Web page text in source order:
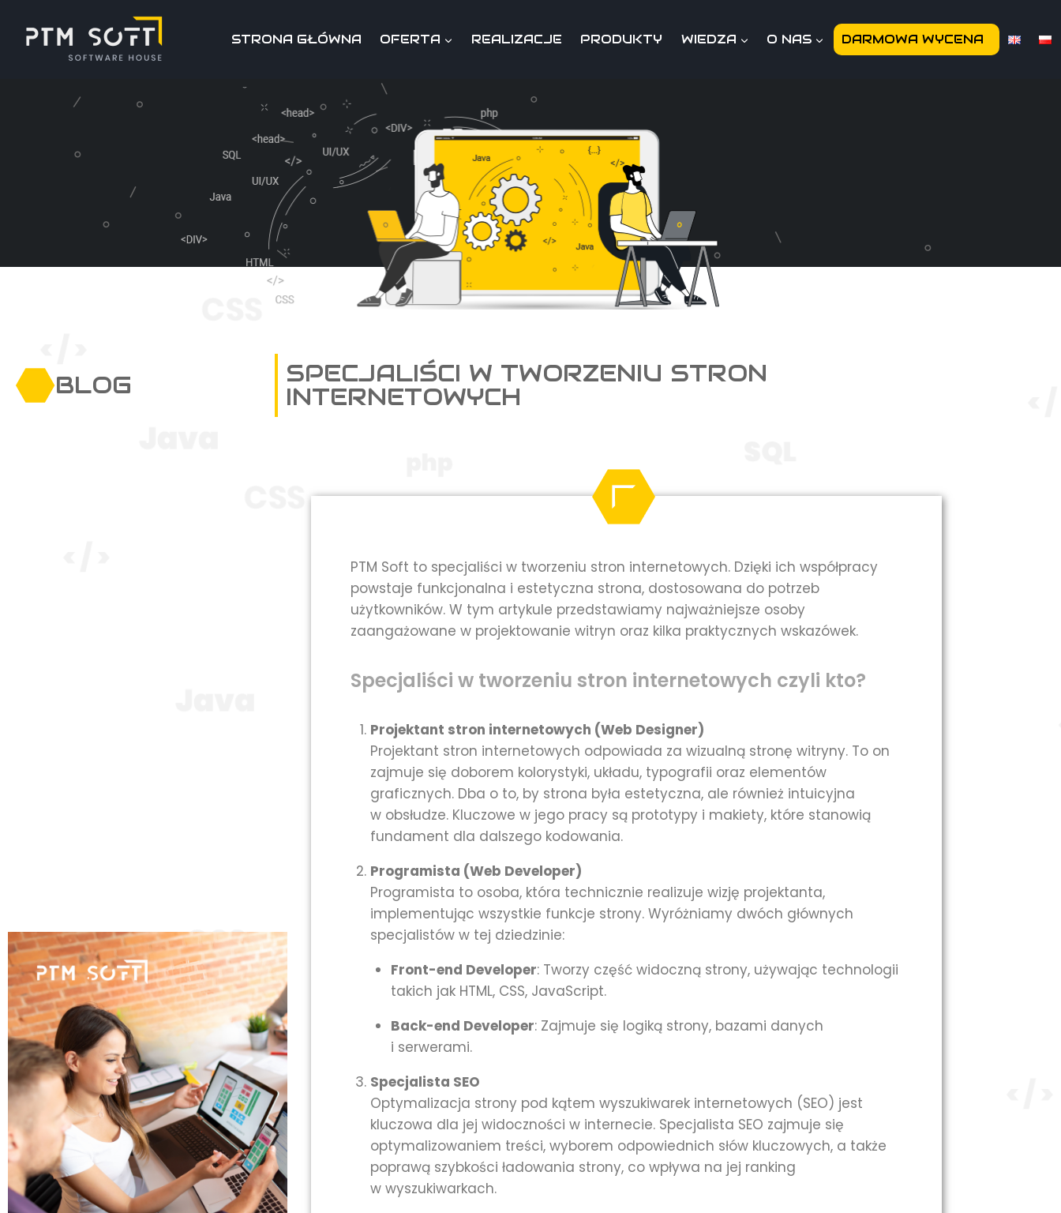
STRONA GŁÓWNA OFERTA REALIZACJE PRODUKTY WIEDZA O NAS DARMOWA WYCENA
BLOG SPECJALIŚCI W TWORZENIU STRON
INTERNETOWYCH
PTM Soft to specjaliści w tworzeniu stron internetowych. Dzięki ich współpracy
powstaje funkcjonalna i estetyczna strona, dostosowana do potrzeb
użytkowników. W tym artykule przedstawiamy najważniejsze osoby
zaangażowane w projektowanie witryn oraz kilka praktycznych wskazówek.
Specjaliści w tworzeniu stron internetowych czyli kto?
Projektant stron internetowych (Web Designer)
Projektant stron internetowych odpowiada za wizualną stronę witryny. To on
zajmuje się doborem kolorystyki, układu, typografii oraz elementów
graficznych. Dba o to, by strona była estetyczna, ale również intuicyjna
w obsłudze. Kluczowe w jego pracy są prototypy i makiety, które stanowią
fundament dla dalszego kodowania.
Programista (Web Developer)
Programista to osoba, która technicznie realizuje wizję projektanta,
implementując wszystkie funkcje strony. Wyróżniamy dwóch głównych
specjalistów w tej dziedzinie:
Front-end Developer: Tworzy część widoczną strony, używając technologii
takich jak HTML, CSS, JavaScript.
Back-end Developer: Zajmuje się logiką strony, bazami danych
i serwerami.
Specjalista SEO
Optymalizacja strony pod kątem wyszukiwarek internetowych (SEO) jest
kluczowa dla jej widoczności w internecie. Specjalista SEO zajmuje się
optymalizowaniem treści, wyborem odpowiednich słów kluczowych, a także
poprawą szybkości ładowania strony, co wpływa na jej ranking
w wyszukiwarkach.